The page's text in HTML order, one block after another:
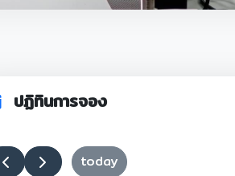
ปฏิทินการจอง
today